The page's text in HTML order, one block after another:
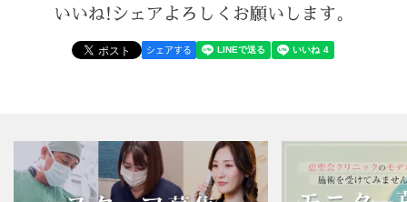
いいね!シェアよろしくお願いします。
シェアする